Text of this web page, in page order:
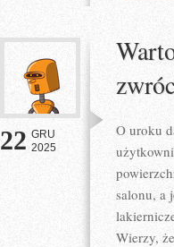
22 GRU
2025
O uroku
salonu, a
Wierzy,